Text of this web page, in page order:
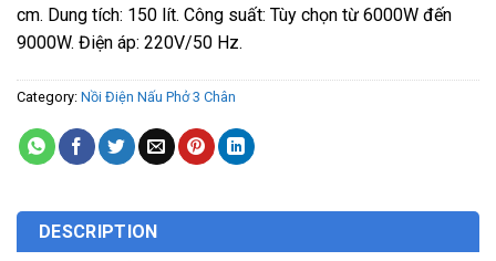
cm. Dung tích: 150 lít. Công suất: Tùy chọn từ 6000W đến
9000W. Điện áp: 220V/50 Hz.
Category: Nồi Điện Nấu Phở 3 Chân
DESCRIPTION